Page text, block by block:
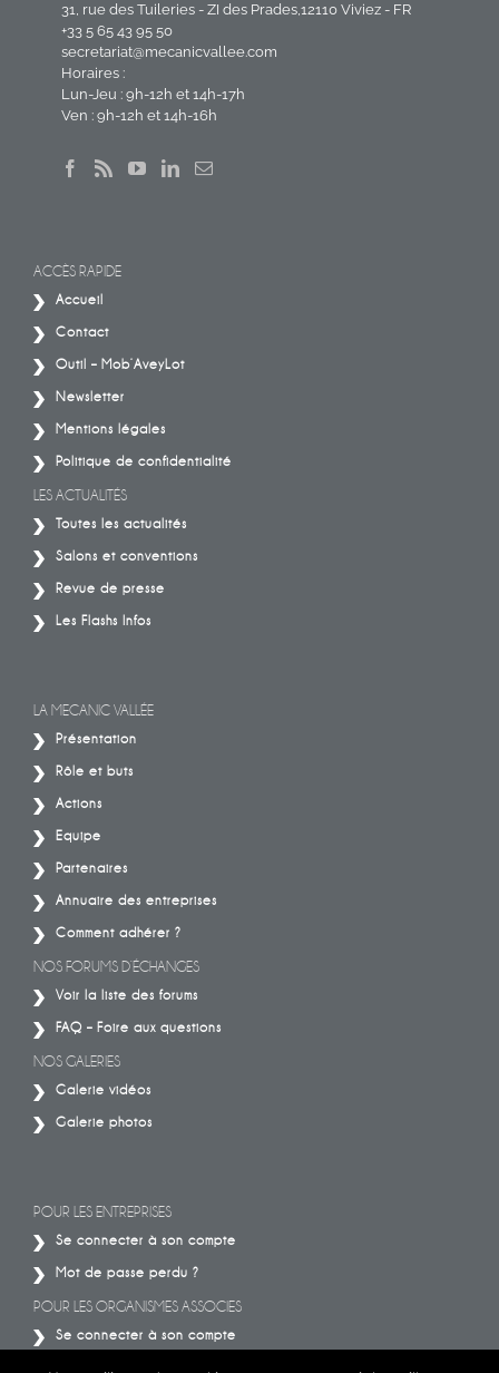
31, rue des Tuileries - ZI des Prades,12110 Viviez - FR
+33 5 65 43 95 50
secretariat@mecanicvallee.com
Horaires :
Lun-Jeu : 9h-12h et 14h-17h
Ven : 9h-12h et 14h-16h
ACCÈS RAPIDE
Accueil
Contact
Outil – Mob’AveyLot
Newsletter
Mentions légales
Politique de confidentialité
LES ACTUALITÉS
Toutes les actualités
Salons et conventions
Revue de presse
Les Flashs Infos
LA MECANIC VALLÉE
Présentation
Rôle et buts
Actions
Equipe
Partenaires
Annuaire des entreprises
Comment adhérer ?
NOS FORUMS D’ÉCHANGES
Voir la liste des forums
FAQ – Foire aux questions
NOS GALERIES
Galerie vidéos
Galerie photos
POUR LES ENTREPRISES
Se connecter à son compte
Mot de passe perdu ?
POUR LES ORGANISMES ASSOCIES
Se connecter à son compte